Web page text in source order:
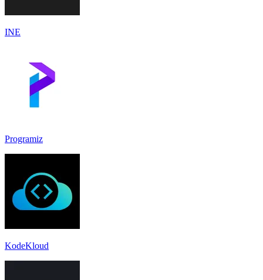
INE
Programiz
KodeKloud